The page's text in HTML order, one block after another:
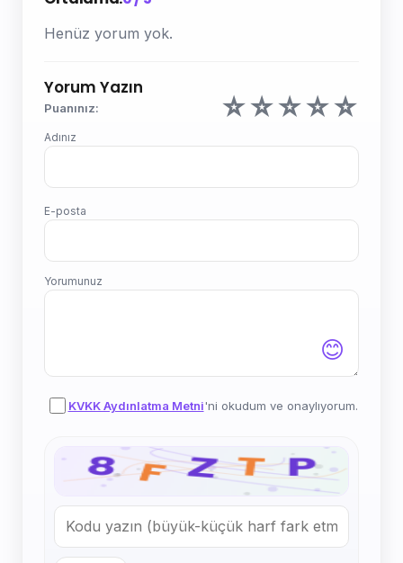
Henüz yorum yok.
Yorum Yazın
Puanınız: ☆☆☆☆☆
Adınız
E-posta
Yorumunuz
😊
KVKK Aydınlatma Metni'ni okudum ve onaylıyorum.